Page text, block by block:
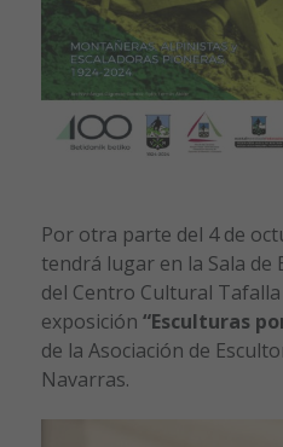
Por otra parte del 4 de
tendrá lugar en la Sala de
del Centro Cultural
exposición “Esculturas
de la Asociación de
Navarras.